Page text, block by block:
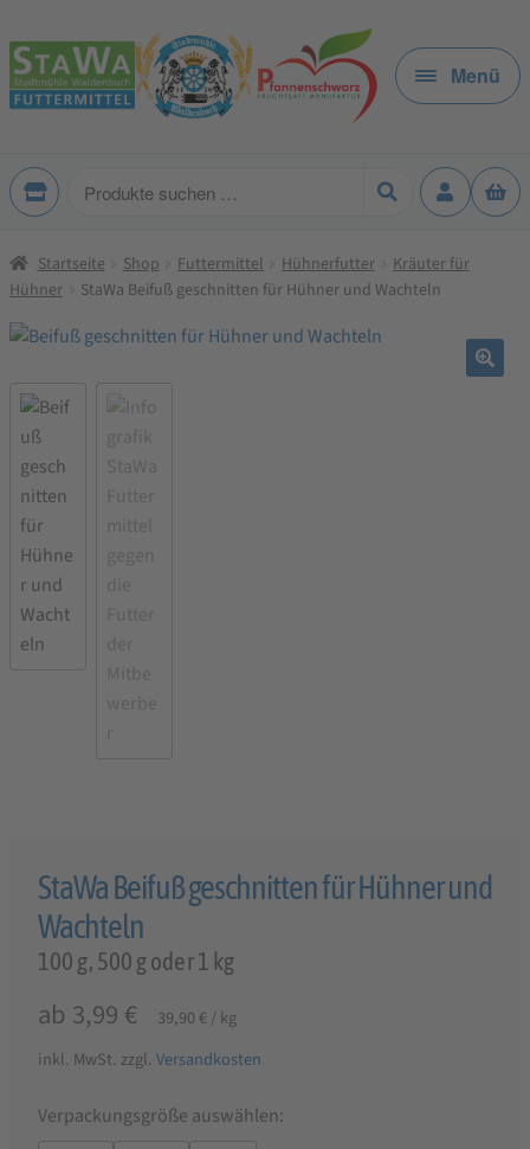
Zur
Navigation
springen
Zum
Inhalt
springen
Menü
Produkte
Startseite Shop Futtermittel Hühnerfutter
Kräuter für
Hühner
StaWa Beifuß geschnitten für Hühner und Wachteln
StaWa Beifuß geschnitten für Hühner und
Wachteln
100 g, 500 g oder 1 kg
ab 3,99 € 39,90 €/kg
inkl. MwSt. zzgl. Versandkosten
Verpackungsgröße auswählen: